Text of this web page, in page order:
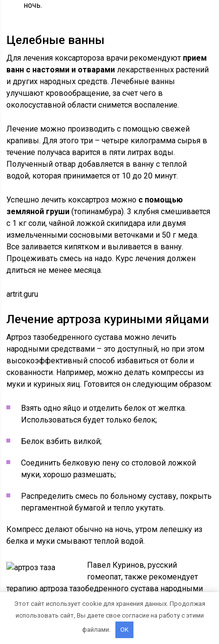
ночь.
Целебные ванны
Для лечения коксартороза врачи рекомендуют прием
ванн с настоями и отварами лекарственных растений
и других народных средств. Лечебные ванны
улучшают кровообращение, за счет чего в
околосуставной области снимется воспаление.
Лечение можно производить с помощью свежей
крапивы. Для этого три – четыре килограмма сырья в
течение получаса варится в пяти литрах воды.
Полученный отвар добавляется в ванну с теплой
водой, которая принимается от 10 до 20 минут.
Успешно лечить коксартроз можно с помощью
земляной груши (топинамбура). 3 клубня смешивается
с 1 кг соли, чайной ложкой скипидара или двумя
измельченными сосновыми веточками и 50 г меда.
Все заливается кипятком и выливается в ванну.
Процеживать смесь на надо. Курс лечения должен
длиться не менее месяца.
artrit.guru
Лечение артроза куриными яйцами
Артроз тазобедренного сустава можно лечить
народными средствами – это доступный, но при этом
высокоэффективный способ избавиться от боли и
скованности. Например, можно делать компрессы из
муки и куриных яиц. Готовится он следующим образом:
Взять одно яйцо и отделить белок от желтка.
Использоваться будет только белок;
Белок взбить вилкой;
Соединить белковую пену со столовой ложкой
муки, хорошо размешать;
Распределить смесь по больному суставу, покрыть
пергаментной бумагой и тепло укутать.
Компресс делают обычно на ночь, утром лепешку из
белка и муки смывают теплой водой.
Павел Куринов, русский
гомеопат, также рекомендует
терапию артроза тазобедренного сустава народными
средствами, в частности – белком куриного яйца. В
своем рецепте он использует камфорное масло и
горчицу в порошке. Нужно взять по 50 мг веществ,
размешать их. Затем добавить по 100 мл. спирта и
Этот сайт использует cookie для хранения данных. Продолжая
использовать сайт, Вы даете свое согласие на работу с этими
файлами.
OK